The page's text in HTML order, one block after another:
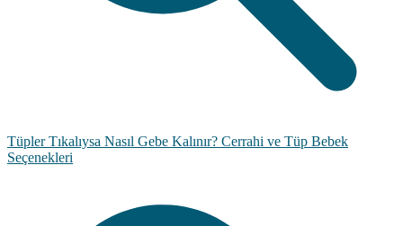
Tüpler Tıkalıysa Nasıl Gebe Kalınır? Cerrahi ve Tüp Bebek
Seçenekleri